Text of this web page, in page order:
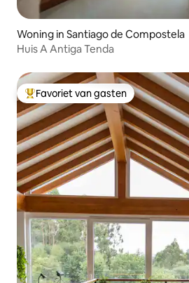
Woning in Santiago de Compostela
Huis A Antiga Tenda
Topfavoriet van gasten
Favoriet van gasten